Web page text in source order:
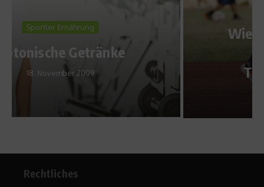
Wie geht Laufen richtig?
Gehstil und
Trainingsmethoden
20. Dezember 2022
Rechtliches